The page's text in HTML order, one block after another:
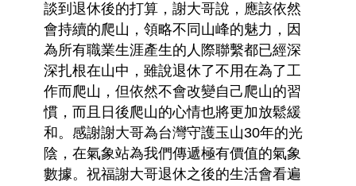
談到退休後的打算，謝大哥說，應該依然
會持續的爬山，領略不同山峰的魅力，因
為所有職業生涯產生的人際聯繫都已經深
深扎根在山中，雖說退休了不用在為了工
作而爬山，但依然不會改變自己爬山的習
慣，而且日後爬山的心情也將更加放鬆緩
和。感謝謝大哥為台灣守護玉山30年的光
陰，在氣象站為我們傳遞極有價值的氣象
數據。祝福謝大哥退休之後的生活會看遍